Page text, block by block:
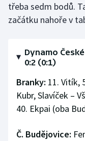
třeba sedm bodů.
začátku nahoře v
Dynamo
0:2 (0:1)
Branky: 11. Vitík,
Kubr, Slavíček –
40. Ekpai (oba
Č. Budějovice: